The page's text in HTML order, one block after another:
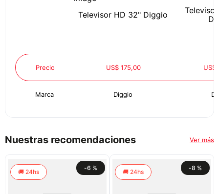
Televisor HD 32" Diggio
Precio US$ 175,00 US$
Marca Diggio
Nuestras recomendaciones Ver más
-6 %
24hs
-8 %
24hs